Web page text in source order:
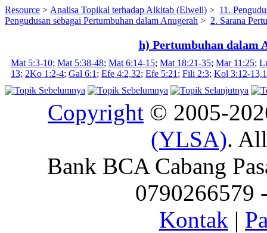
Resource > Analisa Topikal terhadap Alkitab (Elwell) > 11.
Pengudusan sebagai Pertumbuhan dalam Anugerah > 2. Sarana
h) Pertumbuhan dalam
Mat 5:3-10; Mat 5:38-48; Mat 6:14-15; Mat 18:21-35; Mar 11:25;
13; 2Ko 1:2-4; Gal 6:1 ; Efe 4:2,32; Efe 5:21 ; Fili 2:3; Kol 3:12-
Copyright © 2005-
(YLSA).
Bank BCA Cabang
0790266579
Kontak |